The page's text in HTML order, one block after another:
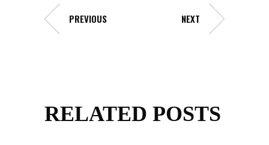
PREVIOUS NEXT
RELATED POSTS